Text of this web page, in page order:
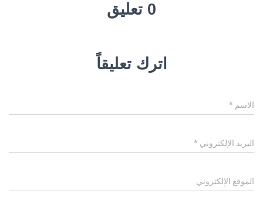
0 تعليق
اترك تعليقاً
الاسم *
البريد الإلكتروني *
الموقع الإلكتروني